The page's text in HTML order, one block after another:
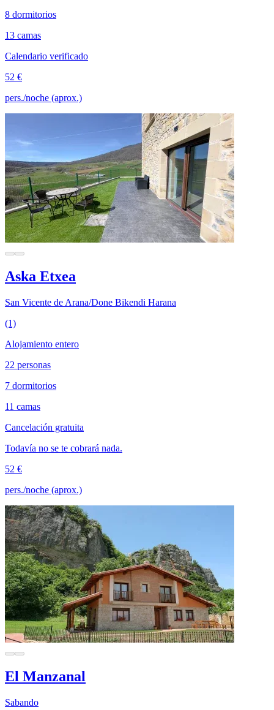
8 dormitorios
13 camas
Calendario verificado
52 €
pers./noche (aprox.)
Aska Etxea
San Vicente de Arana/Done Bikendi Harana
(1)
Alojamiento entero
22 personas
7 dormitorios
11 camas
Cancelación gratuita
Todavía no se te cobrará nada.
52 €
pers./noche (aprox.)
El Manzanal
Sabando